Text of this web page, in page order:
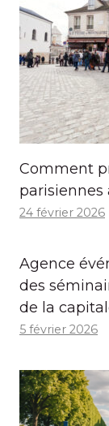
Comment
parisiennes
24 février 2026
Agence
des
de la
5 février 2026